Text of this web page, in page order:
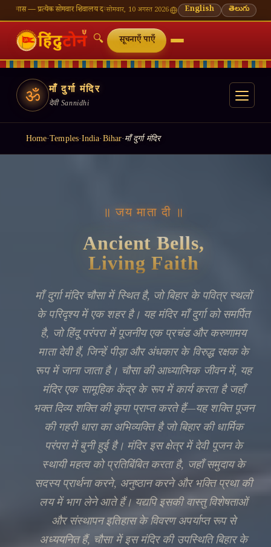
शिवालय दर्शन का महत्व🌸 गणेश चतुर्थी — भाद्रपद शुक्ल चतुर्थी⛩ काशी विश्वनाथ — आज के दर्शन
सोमवार, 10 अगस्त 2026 English తెలుగు
🔍 सूचनाएँ पाएँ
ॐ माँ दुर्गा मंदिर
देवी Sannidhi
Home·Temples·India· Bihar· माँ दुर्गा मंदिर
॥ जय माता दी ॥
Ancient Bells,
Living Faith
माँ दुर्गा मंदिर चौसा में स्थित है, जो बिहार के पवित्र स्थलों
के परिदृश्य में एक शहर है। यह मंदिर माँ दुर्गा को समर्पित
है, जो हिंदू परंपरा में पूजनीय एक प्रचंड और करुणामय
माता देवी हैं, जिन्हें पीड़ा और अंधकार के विरुद्ध रक्षक के
रूप में जाना जाता है। चौसा की आध्यात्मिक जीवन में, यह
मंदिर एक सामूहिक केंद्र के रूप में कार्य करता है जहाँ
भक्त दिव्य शक्ति की कृपा प्राप्त करते हैं—यह शक्ति पूजन
की गहरी धारा का अभिव्यक्ति है जो बिहार की धार्मिक
परंपरा में बुनी हुई है। मंदिर इस क्षेत्र में देवी पूजन के
स्थायी महत्व को प्रतिबिंबित करता है, जहाँ समुदाय के
सदस्य प्रार्थना करने, अनुष्ठान करने और भक्ति प्रथा की
लय में भाग लेने आते हैं। यद्यपि इसकी वास्तु विशेषताओं
और संस्थापन इतिहास के विवरण अपर्याप्त रूप से
अध्ययनित हैं, चौसा में इस मंदिर की उपस्थिति बिहार के